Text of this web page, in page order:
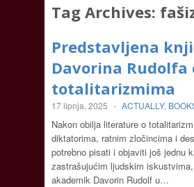
Tag Archives:
Predstavljena
Davorina Rudolfa
totalitarizmima
17 lipnja, 2025 - ACTUALLY,
Nakon obilja literature o
diktatorima, ratnim zločincima i
potrebno pisati i objaviti još jednu
zastrašujućim ljudskim
akademik Davorin Rudolf u…